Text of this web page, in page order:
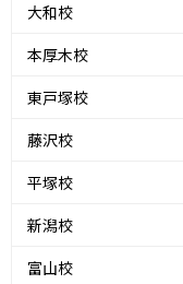
大和校
本厚木校
東戸塚校
藤沢校
平塚校
新潟校
富山校